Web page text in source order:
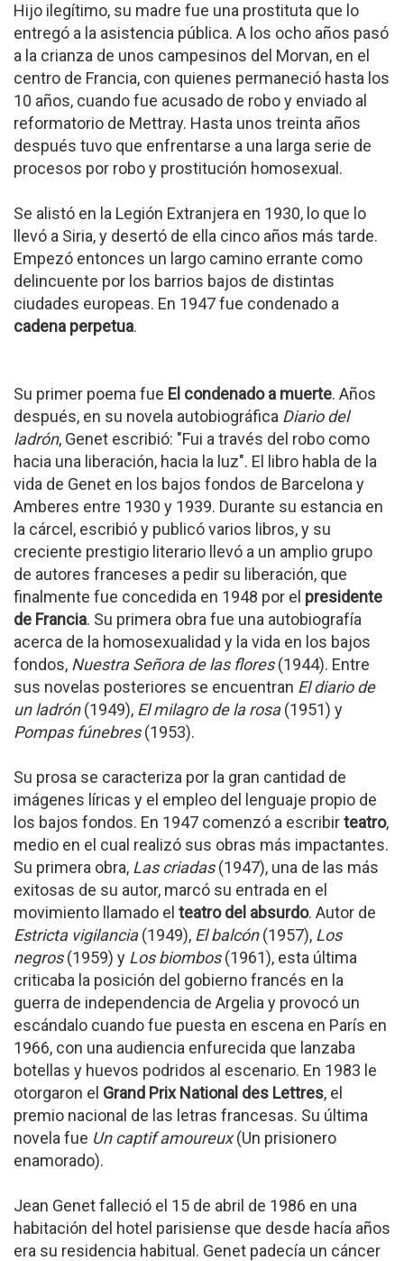
Hijo ilegítimo, su madre fue una prostituta que lo
entregó a la asistencia pública. A los ocho años pasó
a la crianza de unos campesinos del Morvan, en el
centro de Francia, con quienes permaneció hasta los
10 años, cuando fue acusado de robo y enviado al
reformatorio de Mettray. Hasta unos treinta años
después tuvo que enfrentarse a una larga serie de
procesos por robo y prostitución homosexual.
Se alistó en la Legión Extranjera en 1930, lo que lo
llevó a Siria, y desertó de ella cinco años más tarde.
Empezó entonces un largo camino errante como
delincuente por los barrios bajos de distintas
ciudades europeas. En 1947 fue condenado a
cadena perpetua.
Su primer poema fue El condenado a muerte. Años
después, en su novela autobiográfica Diario del
ladrón, Genet escribió: "Fui a través del robo como
hacia una liberación, hacia la luz". El libro habla de la
vida de Genet en los bajos fondos de Barcelona y
Amberes entre 1930 y 1939. Durante su estancia en
la cárcel, escribió y publicó varios libros, y su
creciente prestigio literario llevó a un amplio grupo
de autores franceses a pedir su liberación, que
finalmente fue concedida en 1948 por el presidente
de Francia. Su primera obra fue una autobiografía
acerca de la homosexualidad y la vida en los bajos
fondos, Nuestra Señora de las flores(1944). Entre
sus novelas posteriores se encuentran El diario de
un ladrón(1949), El milagro de la rosa(1951) y
Pompas fúnebres(1953).
Su prosa se caracteriza por la gran cantidad de
imágenes líricas y el empleo del lenguaje propio de
los bajos fondos. En 1947 comenzó a escribirteatro,
medio en el cual realizó sus obras más impactantes.
Su primera obra, Las criadas(1947), una de las más
exitosas de su autor, marcó su entrada en el
movimiento llamado el teatro del absurdo. Autor de
Estricta vigilancia(1949), El balcón(1957), Los
negros(1959) y Los biombos(1961), esta última
criticaba la posición del gobierno francés en la
guerra de independencia de Argelia y provocó un
escándalo cuando fue puesta en escena en París en
1966, con una audiencia enfurecida que lanzaba
botellas y huevos podridos al escenario. En 1983 le
otorgaron el Grand Prix National des Lettres, el
premio nacional de las letras francesas. Su última
novela fue Un captif amoureux(Un prisionero
enamorado).
Jean Genet falleció el 15 de abril de 1986 en una
habitación del hotel parisiense que desde hacía años
era su residencia habitual. Genet padecía un cáncer